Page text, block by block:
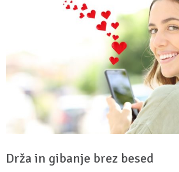
Drža in gibanje brez besed